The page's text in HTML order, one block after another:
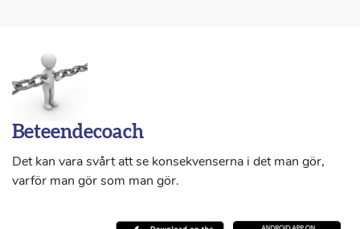
Beteendecoach
Det kan vara svårt att se konsekvenserna i det man gör,
varför man gör som man gör.